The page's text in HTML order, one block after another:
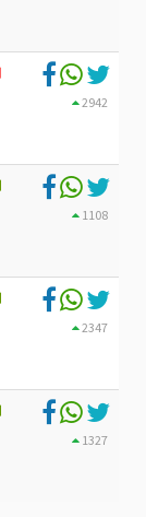
2942
1108
2347
1327